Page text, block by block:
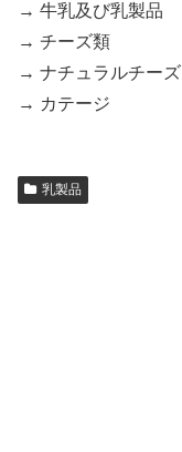
→ 牛乳及び乳製品
→ チーズ類
→ ナチュラルチーズ
→ カテージ
乳製品